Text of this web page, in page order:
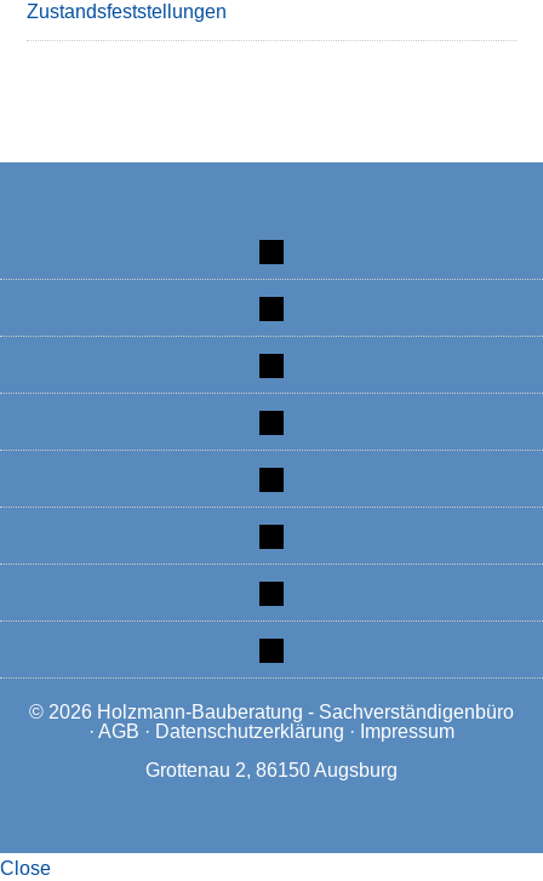
Zustandsfeststellungen
© 2026 Holzmann-Bauberatung - Sachverständigenbüro
· AGB · Datenschutzerklärung · Impressum
Grottenau 2, 86150 Augsburg
Close